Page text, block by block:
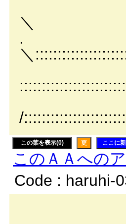
＼
＼
/
この葉を表示(0) 更 ここに
このＡＡへの
Code : haruhi-